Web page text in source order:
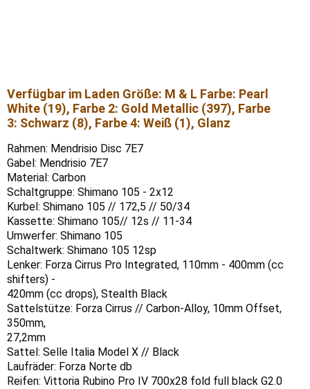
Verfügbar im Laden Größe: M & L Farbe: Pearl
White (19), Farbe 2: Gold Metallic (397), Farbe
3: Schwarz (8), Farbe 4: Weiß (1), Glanz
Rahmen: Mendrisio Disc 7E7
Gabel: Mendrisio 7E7
Material: Carbon
Schaltgruppe: Shimano 105 - 2x12
Kurbel: Shimano 105 // 172,5 // 50/34
Kassette: Shimano 105// 12s // 11-34
Umwerfer: Shimano 105
Schaltwerk: Shimano 105 12sp
Lenker: Forza Cirrus Pro Integrated, 110mm - 400mm (cc
shifters) -
420mm (cc drops), Stealth Black
Sattelstütze: Forza Cirrus // Carbon-Alloy, 10mm Offset,
350mm,
27,2mm
Sattel: Selle Italia Model X // Black
Laufräder: Forza Norte db
Reifen: Vittoria Rubino Pro IV 700x28 fold full black G2.0